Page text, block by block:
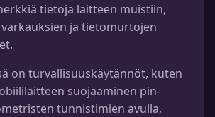
tietoja laitteen muistiin,
ja tietomurtojen
on turvallisuuskäytännöt, kuten
suojaaminen pin-
tunnistimien avulla,